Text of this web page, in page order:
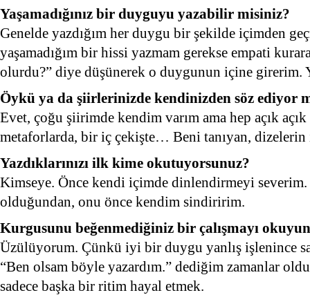
Yaşamadığınız bir duyguyu yazabilir misiniz?
Genelde yazdığım her duygu bir şekilde içimden
yaşamadığım bir hissi yazmam gerekse empati
olurdu?” diye düşünerek o duygunun içine girerim.
Öykü ya da şiirlerinizde kendinizden söz ediyor
Evet, çoğu şiirimde kendim varım ama hep açık
metaforlarda, bir iç çekişte… Beni tanıyan,
Yazdıklarınızı ilk kime okutuyorsunuz?
Kimseye. Önce kendi içimde dinlendirmeyi severim.
olduğundan, onu önce kendim sindiririm.
Kurgusunu beğenmediğiniz bir çalışmayı
Üzülüyorum. Çünkü iyi bir duygu yanlış işlenince
“Ben olsam böyle yazardım.” dediğim zamanlar
sadece başka bir ritim hayal etmek.